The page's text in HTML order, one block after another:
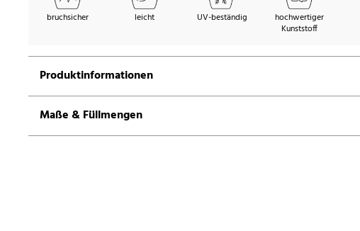
bruchsicher leicht UV-beständig
hochwertiger
Kunststoff
Produktinformationen
Maße & Füllmengen